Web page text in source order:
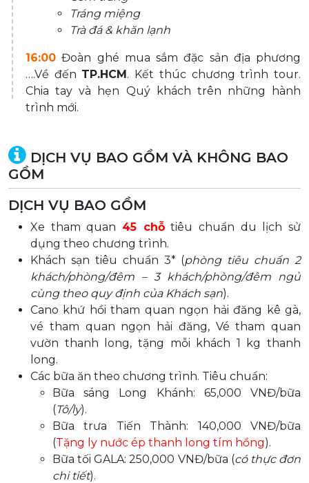
Tráng miệng
Trà đá & khăn lạnh
16:00 Đoàn ghé mua sắm đặc sản địa phương
….Về đến TP.HCM. Kết thúc chương trình tour.
Chia tay và hẹn Quý khách trên những hành
trình mới.
DỊCH VỤ BAO GỒM VÀ KHÔNG BAO
GỒM
DỊCH VỤ BAO GỒM
Xe tham quan 45 chỗtiêu chuẩn du lịch sử
dụng theo chương trình.
Khách sạn tiêu chuẩn 3* (phòng tiêu chuẩn 2
khách/phòng/đêm – 3 khách/phòng/đêm ngủ
cùng theo quy định của Khách sạn).
Cano khứ hồi tham quan ngọn hải đăng kê gà,
vé tham quan ngọn hải đăng, Vé tham quan
vườn thanh long, tặng mỗi khách 1 kg thanh
long.
Các bữa ăn theo chương trình. Tiêu chuẩn:
Bữa sáng Long Khánh: 65,000 VNĐ/bữa
(Tô/ly).
Bữa trưa Tiến Thành: 140,000 VNĐ/bữa
(Tặng ly nước ép thanh long tím hồng).
Bữa tối GALA: 250,000 VNĐ/bữa (có thực đơn
chi tiết).